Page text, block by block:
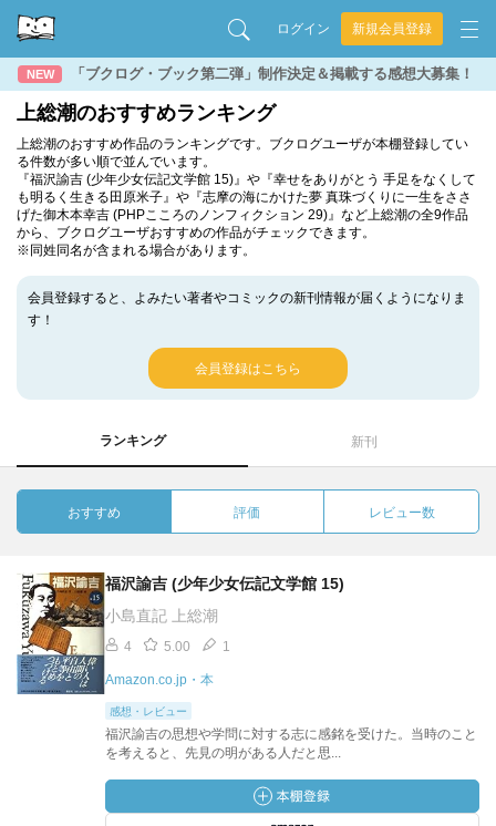
ログイン 新規会員登録
NEW 「ブクログ・ブック第二弾」制作決定＆掲載する感想大募集！
上総潮のおすすめランキング
上総潮のおすすめ作品のランキングです。ブクログユーザが本棚登録してい
る件数が多い順で並んでいます。
『福沢諭吉 (少年少女伝記文学館 15)』や『幸せをありがとう 手足をなくして
も明るく生きる田原米子』や『志摩の海にかけた夢 真珠づくりに一生をささ
げた御木本幸吉 (PHPこころのノンフィクション 29)』など上総潮の全9作品
から、ブクログユーザおすすめの作品がチェックできます。
※同姓同名が含まれる場合があります。
会員登録すると、よみたい著者やコミックの新刊情報が届くようになりま
す！
会員登録はこちら
ランキング 新刊
おすすめ 評価 レビュー数
福沢諭吉 (少年少女伝記文学館 15)
小島直記 上総潮
4 5.00 1
Amazon.co.jp・本
感想・レビュー
福沢諭吉の思想や学問に対する志に感銘を受けた。当時のこと
を考えると、先見の明がある人だと思...